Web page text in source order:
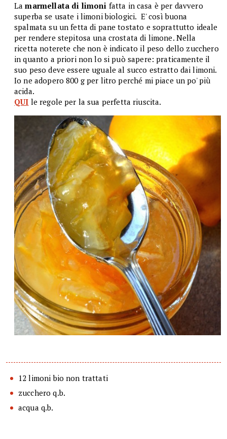
Lamarmellata di limoni fatta in casa è per davvero
superba se usate i limoni biologici. E' così buona
spalmata su un fetta di pane tostato e soprattutto ideale
per rendere stepitosa una crostata di limone. Nella
ricetta noterete che non è indicato il peso dello zucchero
in quanto a priori non lo si può sapere: praticamente il
suo peso deve essere uguale al succo estratto dai limoni.
Io ne adopero 800 g per litro perché mi piace un po' più
acida.
QUI le regole per la sua perfetta riuscita.
12 limoni bio non trattati
zucchero q.b.
acqua q.b.